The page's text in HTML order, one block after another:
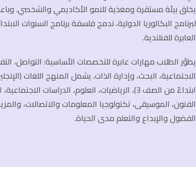
يخلق بيئة مستقرة ومغذية للنمو الأكاديمي والشخصي.
العابرة للفنلندية.
يطوّر الطلاب مهارات عابرة للتخصصات الأساسية: التواصل،
الاجتماعية، البحث، وإدارة الذات. يشمل المنهج اللغات
ابتداءً من الصف 3)، الرياضيات، العلوم، الدراسات
الفنون، الموسيقى، تكنولوجيا المعلومات والاتصالات،
الفضول والإبداع والتعلم مدى الحياة.